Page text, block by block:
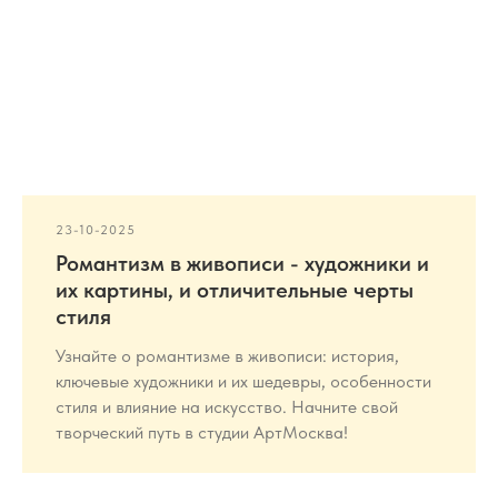
23-10-2025
Романтизм в живописи - художники и
их картины, и отличительные черты
стиля
Узнайте о романтизме в живописи: история,
ключевые художники и их шедевры, особенности
стиля и влияние на искусство. Начните свой
творческий путь в студии АртМосква!